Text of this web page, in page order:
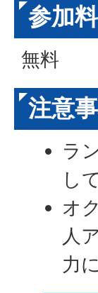
参加料
無料
注意
ラ
し
オ
人
力